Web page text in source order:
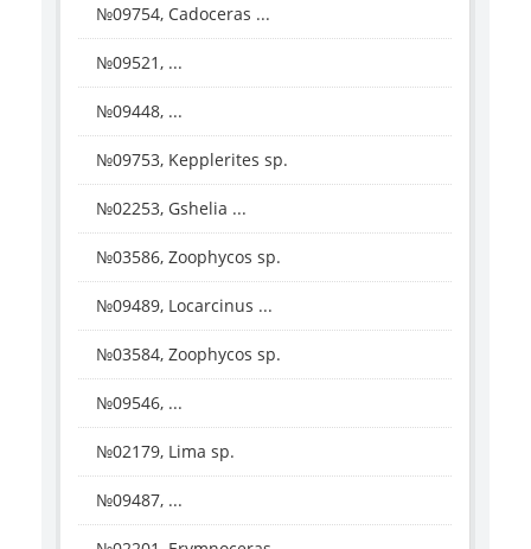
№09754, Cadoceras ...
№09521, ...
№09448, ...
№09753, Kepplerites sp.
№02253, Gshelia ...
№03586, Zoophycos sp.
№09489, Locarcinus ...
№03584, Zoophycos sp.
№09546, ...
№02179, Lima sp.
№09487, ...